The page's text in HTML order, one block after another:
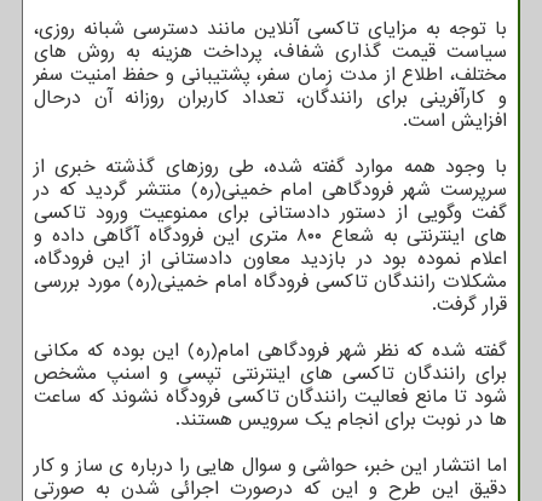
با توجه به مزایای تاکسی آنلاین مانند دسترسی شبانه روزی،
سیاست قیمت گذاری شفاف، پرداخت هزینه به روش های
مختلف، اطلاع از مدت زمان سفر، پشتیبانی و حفظ امنیت سفر
و کارآفرینی برای رانندگان، تعداد کاربران روزانه آن درحال
افزایش است.
با وجود همه موارد گفته شده، طی روزهای گذشته خبری از
سرپرست شهر فرودگاهی امام خمینی(ره) منتشر گردید که در
گفت وگویی از دستور دادستانی برای ممنوعیت ورود تاکسی
های اینترنتی به شعاع ۸۰۰ متری این فرودگاه آگاهی داده و
اعلام نموده بود در بازدید معاون دادستانی از این فرودگاه،
مشکلات رانندگان تاکسی فرودگاه امام خمینی(ره) مورد بررسی
قرار گرفت.
گفته شده که نظر شهر فرودگاهی امام(ره) این بوده که مکانی
برای رانندگان تاکسی های اینترنتی تپسی و اسنپ مشخص
شود تا مانع فعالیت رانندگان تاکسی فرودگاه نشوند که ساعت
ها در نوبت برای انجام یک سرویس هستند.
اما انتشار این خبر، حواشی و سوال هایی را درباره ی ساز و کار
دقیق این طرح و این که درصورت اجرائی شدن به صورتی